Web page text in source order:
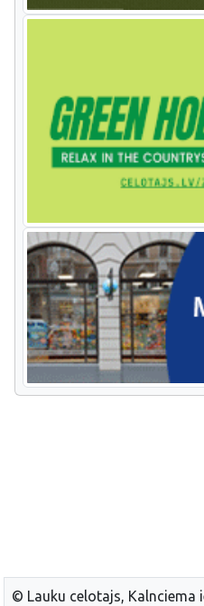
© Lauku celotajs, Kalnciema